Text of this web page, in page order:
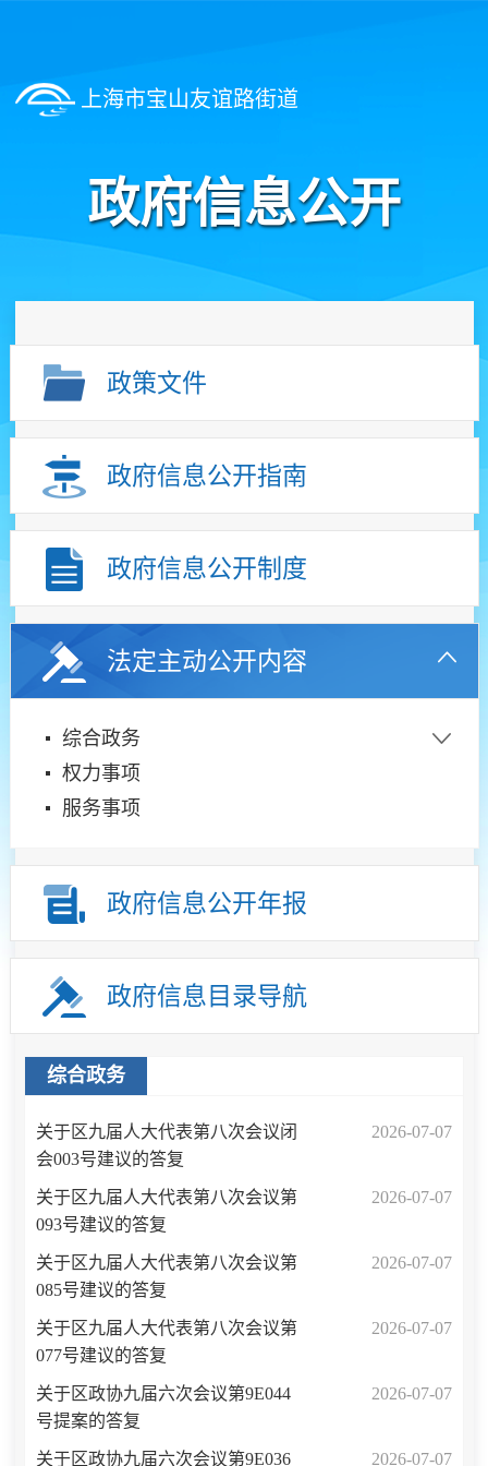
上海市宝山友谊路街道
政府信息公开
政策文件
政府信息公开指南
政府信息公开制度
法定主动公开内容
综合政务
权力事项
服务事项
政府信息公开年报
政府信息目录导航
综合政务
2026-07-07
关于区九届人大代表第八次会议闭
会003号建议的答复
2026-07-07
关于区九届人大代表第八次会议第
093号建议的答复
2026-07-07
关于区九届人大代表第八次会议第
085号建议的答复
2026-07-07
关于区九届人大代表第八次会议第
077号建议的答复
2026-07-07
关于区政协九届六次会议第9E044
号提案的答复
2026-07-07
关于区政协九届六次会议第9E036